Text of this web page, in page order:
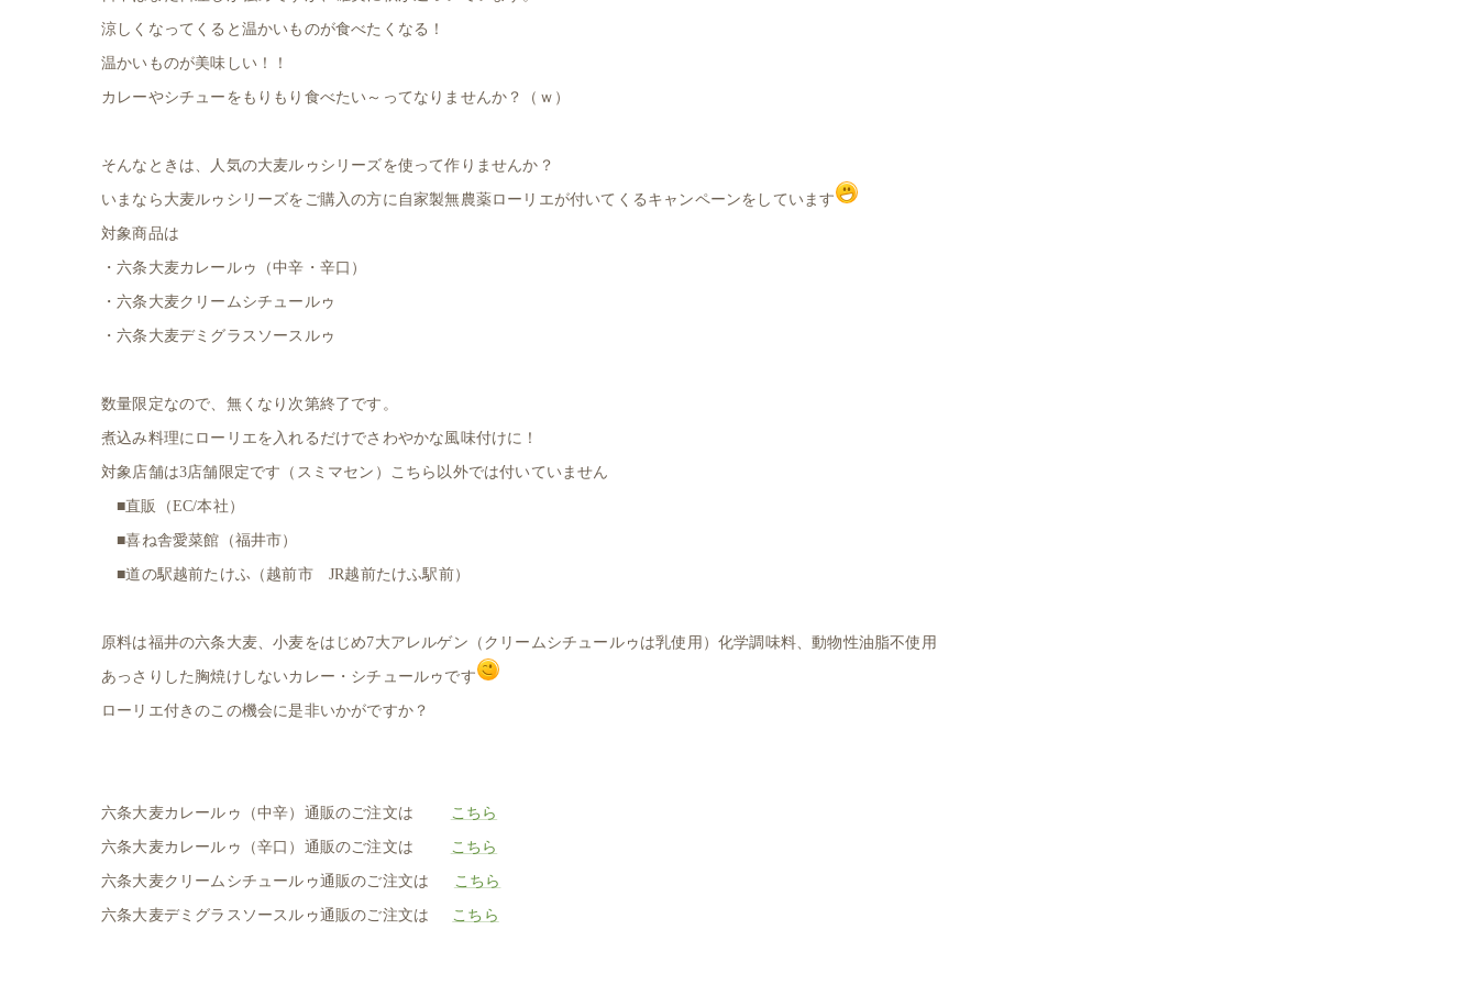
涼しくなってくると温かいものが食べたくなる！
温かいものが美味しい！！
カレーやシチューをもりもり食べたい～ってなりませんか？（ｗ）
そんなときは、人気の大麦ルゥシリーズを使って作りませんか？
いまなら大麦ルゥシリーズをご購入の方に自家製無農薬ローリエが付いてくる キャンペーンをしています
対象商品は
・六条大麦カレールゥ（中辛・辛口）
・六条大麦クリームシチュールゥ
・六条大麦デミグラスソースルゥ
数量限定なので、無くなり次第終了です。
煮込み料理にローリエを入れるだけでさわやかな風味付けに！
対象店舗は3店舗限定です（スミマセン）こちら以外では付いていません
■直販（EC/本社）
■喜ね舎愛菜館（福井市）
■道の駅越前たけふ（越前市 JR越前たけふ駅前）
原料は福井の六条大麦、小麦をはじめ7大アレルゲン（クリームシチュールゥは乳使用）化学調味料、動物性油脂不使用
あっさりした胸焼けしないカレー・シチュールゥです
ローリエ付きのこの機会に是非いかがですか？
六条大麦カレールゥ（中辛）通販のご注文は こちら
六条大麦カレールゥ（辛口）通販のご注文は こちら
六条大麦クリームシチュールゥ通販のご注文は こちら
六条大麦デミグラスソースルゥ通販のご注文は こちら